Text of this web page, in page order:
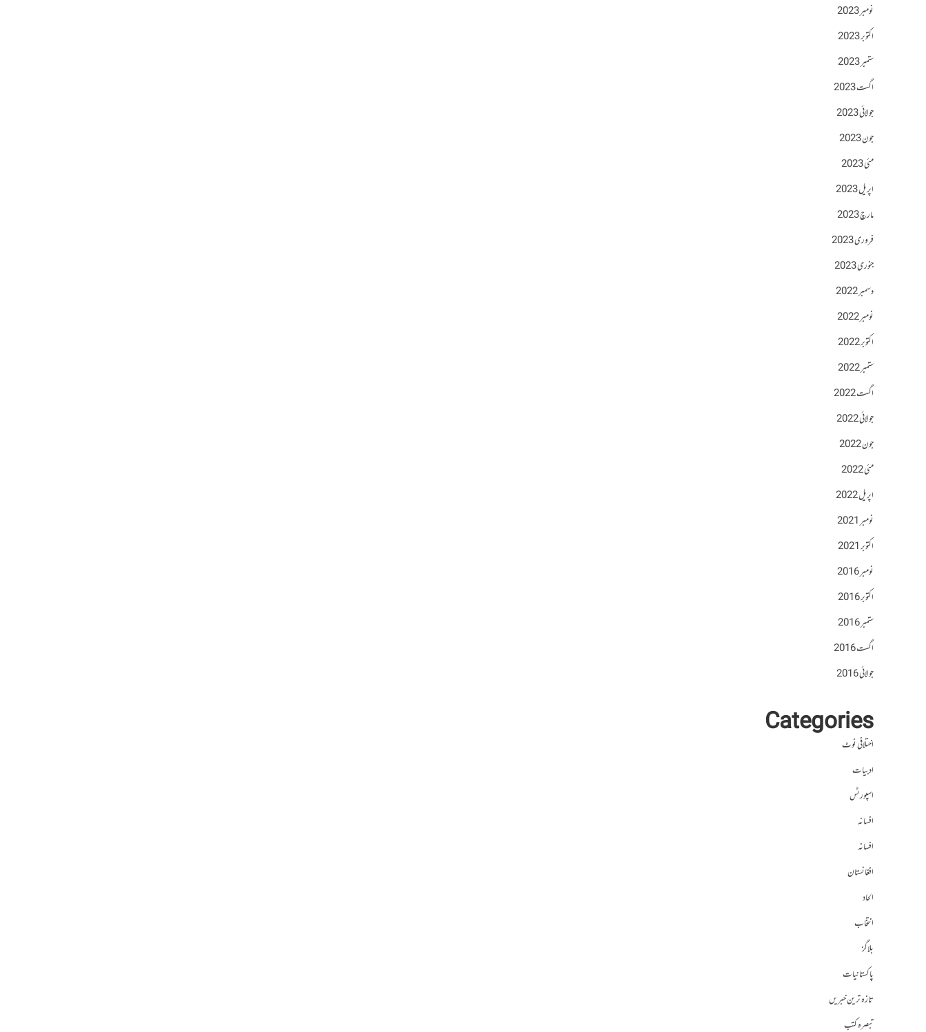
نومبر 2023
اکتوبر 2023
ستمبر 2023
اگست 2023
جولائی 2023
جون 2023
مئی 2023
اپریل 2023
مارچ 2023
فروری 2023
جنوری 2023
دسمبر 2022
نومبر 2022
اکتوبر 2022
ستمبر 2022
اگست 2022
جولائی 2022
جون 2022
مئی 2022
اپریل 2022
نومبر 2021
اکتوبر 2021
نومبر 2016
اکتوبر 2016
ستمبر 2016
اگست 2016
جولائی 2016
Categories
اختلافی نوٹ
ادبیات
اسپورٹس
افسانہ
افسانہ
افغانستان
الحاد
انتخاب
بلاگز
پاکستانیات
تازہ ترین خبریں
تبصرہ کتب